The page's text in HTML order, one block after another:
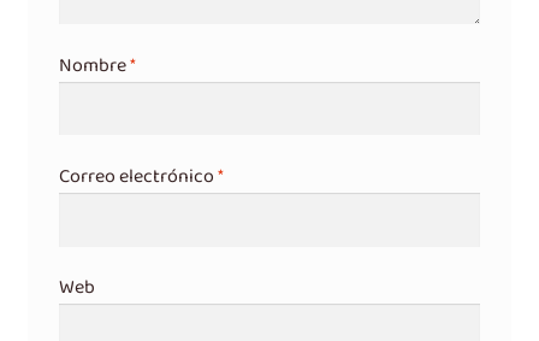
Nombre*
Correo electrónico*
Web